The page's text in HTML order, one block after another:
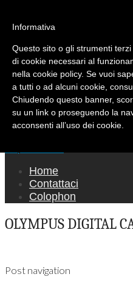
Mondo Italiano
LE INTERVISTE
RICOPRONO RUOLI
QUELLI CHE
A CHI È UN
PER TUTTO QUESTO
DI ESSERE ITALIANI"
Home
Contattaci
Colophon
OLYMPUS DIGITAL
Post navigation
Informativa
Questo sito o gli strumenti
di cookie necessari al
nella cookie policy. Se vuoi
a tutti o ad alcuni cookie,
Chiudendo questo banner,
su un link o proseguendo la
acconsenti all’uso dei cookie.